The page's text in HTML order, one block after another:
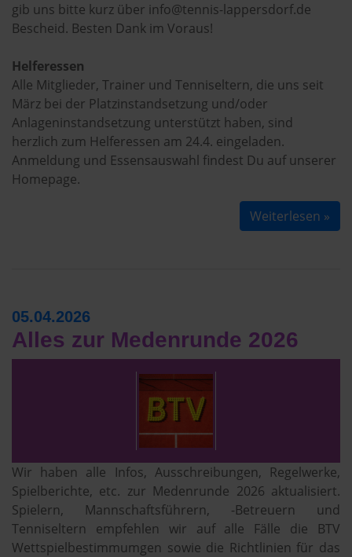
gib uns bitte kurz über info@tennis-lappersdorf.de
Bescheid. Besten Dank im Voraus!
Helferessen
Alle Mitglieder, Trainer und Tenniseltern, die uns seit
März bei der Platzinstandsetzung und/oder
Anlageninstandsetzung unterstützt haben, sind
herzlich zum Helferessen am 24.4. eingeladen.
Anmeldung und Essensauswahl findest Du auf unserer
Homepage.
Weiterlesen »
05.04.2026
Alles zur Medenrunde 2026
Wir haben alle Infos, Ausschreibungen, Regelwerke,
Spielberichte, etc. zur Medenrunde 2026 aktualisiert.
Spielern, Mannschaftsführern, -Betreuern und
Tenniseltern empfehlen wir auf alle Fälle die BTV
Wettspielbestimmumgen sowie die Richtlinien für das